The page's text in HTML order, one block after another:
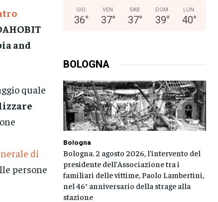
and
quale
di
persone
GIO
36°
VEN
37°
SAB
37°
DOM
39°
LUN
40°
BOLOGNA
Bologna
Bologna. 2 agosto 2026, l’intervento del
presidente dell’Associazione tra i
familiari delle vittime, Paolo Lambertini,
nel 46° anniversario della strage alla
stazione